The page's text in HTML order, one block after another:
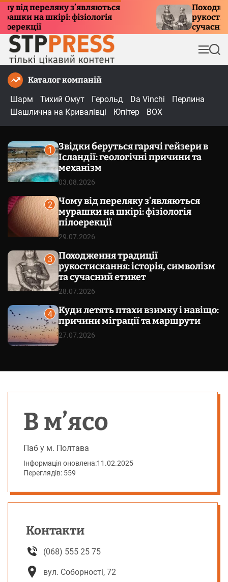
переляку з’являються
на шкірі: фізіологія
Походження
сучасний
М
е
П
о
Каталог компаній
Шарм
Тихий Омут Герольд Da Vinchi
Перлина
Шашлична на Кривалівці
Юпітер BOX
1
Звідки беруться гарячі гейзери в
Ісландії: геологічні причини та
механізм
03.08.2026
2
Чому від переляку з’являються
мурашки на шкірі: фізіологія
пілоерекції
29.07.2026
3
Походження традиції
рукостискання: історія, символізм
та сучасний етикет
28.07.2026
4
Куди летять птахи взимку і навіщо:
причини міграції та маршрути
27.07.2026
В м’ясо
Паб у м. Полтава
Інформація оновлена:11.02.2025
Переглядів: 559
Контакти
(068) 555 25 75
вул. Соборності, 72